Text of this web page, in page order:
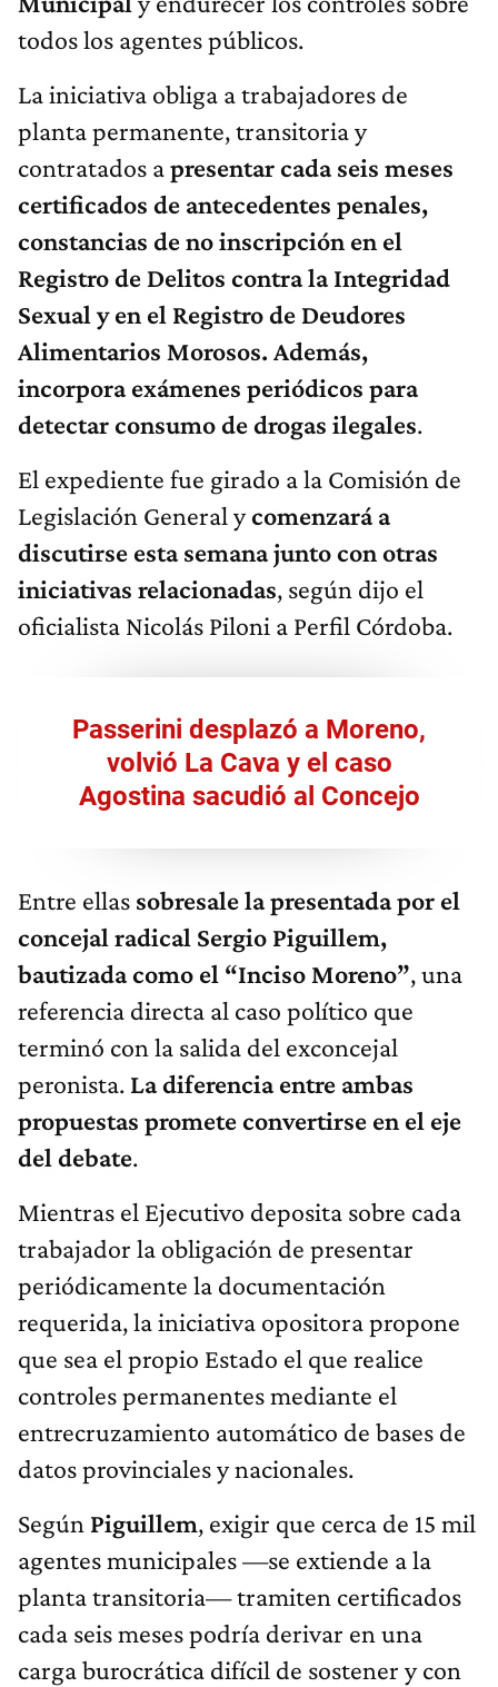
todos los agentes públicos.
La iniciativa obliga a trabajadores de
planta permanente, transitoria y
contratados apresentar cada seis meses
certificados de antecedentes penales,
constancias de no inscripción en el
Registro de Delitos contra la Integridad
Sexual y en el Registro de Deudores
Alimentarios Morosos. Además,
incorpora exámenes periódicos para
detectar consumo de drogas ilegales.
El expediente fue girado a la Comisión de
Legislación General ycomenzará a
discutirse esta semana junto con otras
iniciativas relacionadas, según dijo el
oficialista Nicolás Piloni a Perfil Córdoba.
Passerini desplazó a Moreno,
volvió La Cava y el caso
Agostina sacudió al Concejo
Entre ellas sobresale la presentada por el
concejal radical Sergio Piguillem,
bautizada como el “Inciso Moreno”, una
referencia directa al caso político que
terminó con la salida del exconcejal
peronista. La diferencia entre ambas
propuestas promete convertirse en el eje
del debate.
Mientras el Ejecutivo deposita sobre cada
trabajador la obligación de presentar
periódicamente la documentación
requerida, la iniciativa opositora propone
que sea el propio Estado el que realice
controles permanentes mediante el
entrecruzamiento automático de bases de
datos provinciales y nacionales.
Según Piguillem, exigir que cerca de 15 mil
agentes municipales —se extiende a la
planta transitoria— tramiten certificados
cada seis meses podría derivar en una
carga burocrática difícil de sostener y con